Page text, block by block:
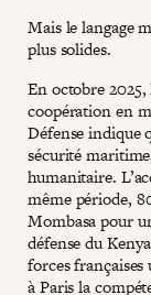
Mais le langage
plus solides.
En octobre
coopération en
Défense indique
sécurité
humanitaire.
même période,
Mombasa pour
défense du
forces
à Paris la